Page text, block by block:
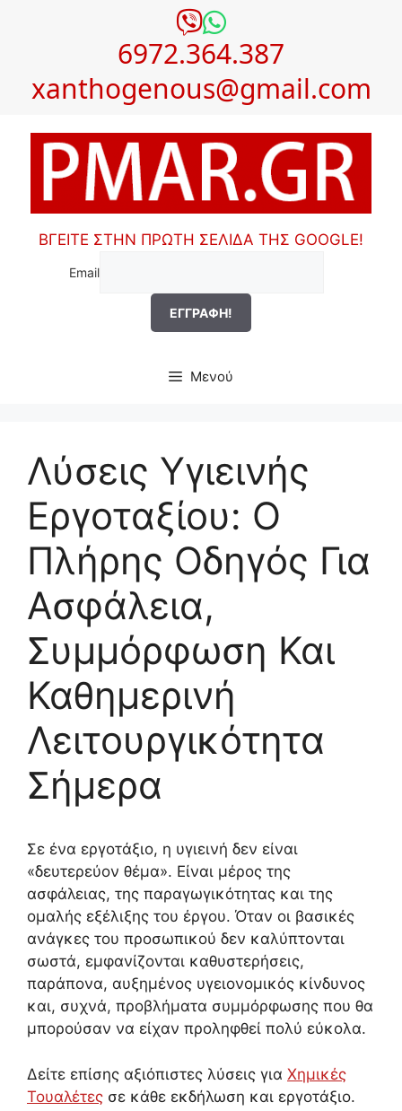
6972.364.387
xanthogenous@gmail.com
ΒΓΕΙΤΕ ΣΤΗΝ ΠΡΩΤΗ ΣΕΛΙΔΑ ΤΗΣ GOOGLE!
Email
Μενού
Λύσεις Υγιεινής
Εργοταξίου: Ο
Πλήρης Οδηγός Για
Ασφάλεια,
Συμμόρφωση Και
Καθημερινή
Λειτουργικότητα
Σήμερα
Σε ένα εργοτάξιο, η υγιεινή δεν είναι
«δευτερεύον θέμα». Είναι μέρος της
ασφάλειας, της παραγωγικότητας και της
ομαλής εξέλιξης του έργου. Όταν οι βασικές
ανάγκες του προσωπικού δεν καλύπτονται
σωστά, εμφανίζονται καθυστερήσεις,
παράπονα, αυξημένος υγειονομικός κίνδυνος
και, συχνά, προβλήματα συμμόρφωσης που θα
μπορούσαν να είχαν προληφθεί πολύ εύκολα.
Δείτε επίσης αξιόπιστες λύσεις για Χημικές
Τουαλέτες σε κάθε εκδήλωση και εργοτάξιο.